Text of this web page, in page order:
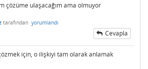
çözüme ulaşacağım ama olmuyor
tarafından yorumlandı
Cevapla
için, o ilişkiyi tam olarak anlamak